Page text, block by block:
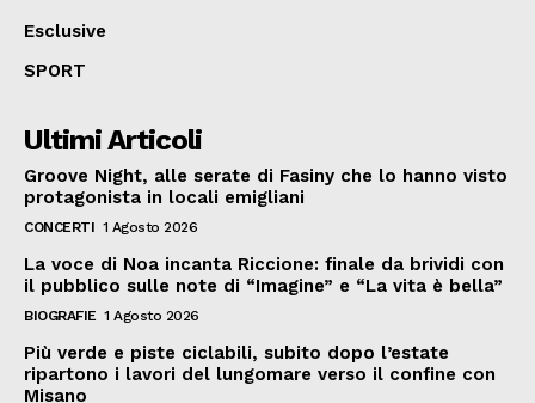
Esclusive
SPORT
Ultimi Articoli
Groove Night, alle serate di Fasiny che lo hanno visto
protagonista in locali emigliani
CONCERTI 1 Agosto 2026
La voce di Noa incanta Riccione: finale da brividi con
il pubblico sulle note di “Imagine” e “La vita è bella”
BIOGRAFIE 1 Agosto 2026
Più verde e piste ciclabili, subito dopo l’estate
ripartono i lavori del lungomare verso il confine con
Misano